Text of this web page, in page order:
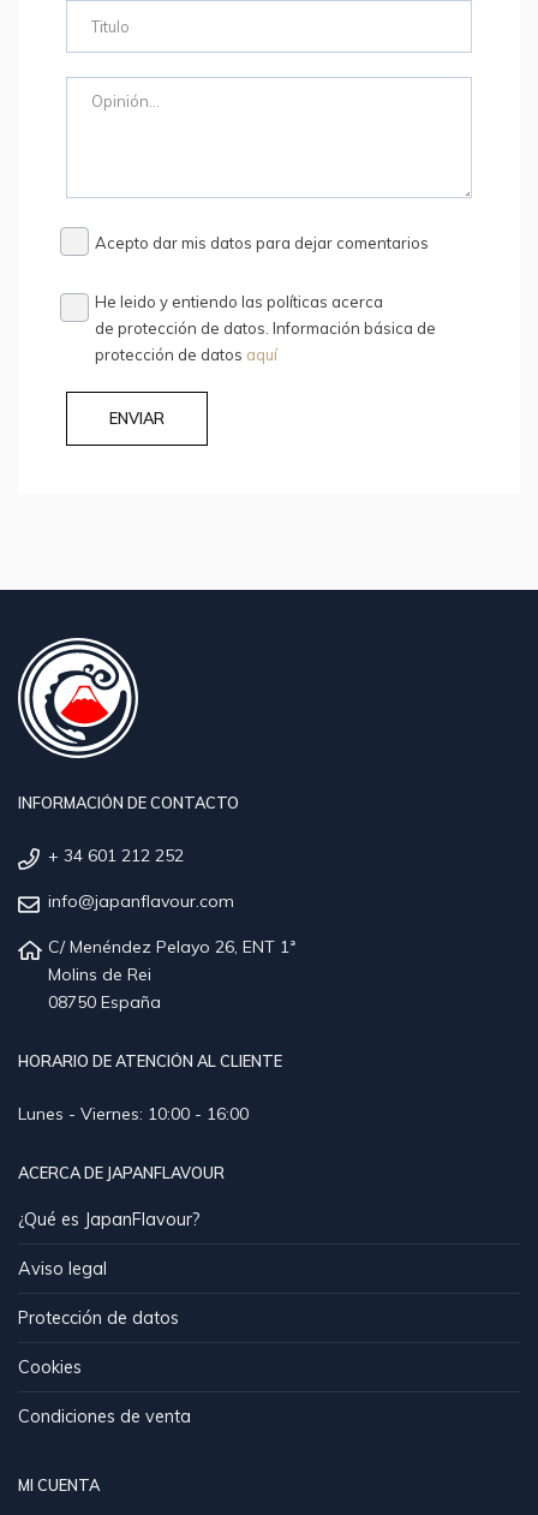
Acepto dar mis datos para dejar comentarios
He leido y entiendo las políticas acerca
de protección de datos. Información básica de
protección de datos aquí
ENVIAR
INFORMACIÓN DE CONTACTO
+ 34 601 212 252
info@japanflavour.com
C/ Menéndez Pelayo 26, ENT 1ª
Molins de Rei
08750 España
HORARIO DE ATENCIÓN AL CLIENTE
Lunes - Viernes: 10:00 - 16:00
ACERCA DE JAPANFLAVOUR
¿Qué es JapanFlavour?
Aviso legal
Protección de datos
Cookies
Condiciones de venta
MI CUENTA